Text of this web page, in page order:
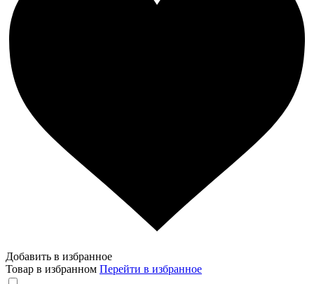
Добавить в избранное
Товар в избранном Перейти в избранное